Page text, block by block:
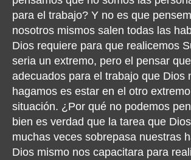
para el trabajo? Y no es que
nosotros mismos salen todas las
Dios requiere para que realicemos
seria un extremo, pero el pensar
adecuados para el trabajo que Dios
hagamos es estar en el otro
situación. ¿Por qué no podemos
bien es verdad que la tarea que
muchas veces sobrepasa nuestras
Dios mismo nos capacitara para